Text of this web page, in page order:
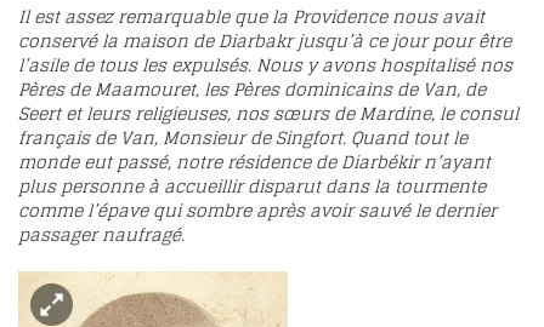
Il est assez remarquable que la Providence nous avait
conservé la maison de Diarbakr jusqu’à ce jour pour être
l’asile de tous les expulsés. Nous y avons hospitalisé nos
Pères de Maamouret, les Pères dominicains de Van, de
Seert et leurs religieuses, nos sœurs de Mardine, le consul
français de Van, Monsieur de Singfort. Quand tout le
monde eut passé, notre résidence de Diarbékir n’ayant
plus personne à accueillir disparut dans la tourmente
comme l’épave qui sombre après avoir sauvé le dernier
passager naufragé.